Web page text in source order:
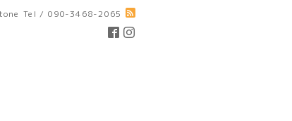
Tel / 090-3468-2065